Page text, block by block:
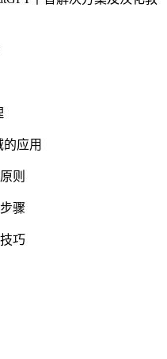
的应用
则
骤
巧